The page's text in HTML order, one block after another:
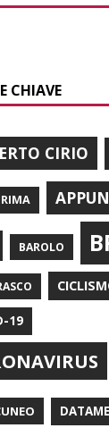
CHIAVE
CIRIO
BAROLO
19